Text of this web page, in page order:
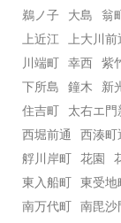
鵜ノ子
大島 翁町
上近江
上大川前
川端町
幸西 紫
下所島
鐘木 新
住吉町
太右エ門
西堀前通
西湊町
艀川岸町
花園
東入船町
東受地
南万代町
南毘沙